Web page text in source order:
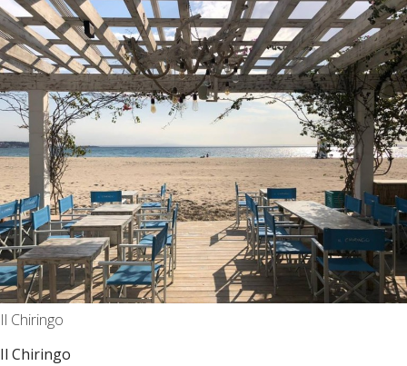
Il Chiringo
Il Chiringo